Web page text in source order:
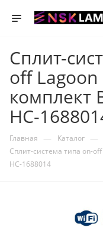
Сплит-
off Lagoon
комплект
НС-
Главная — Каталог —
Сплит-система типа on-
НС-1688014